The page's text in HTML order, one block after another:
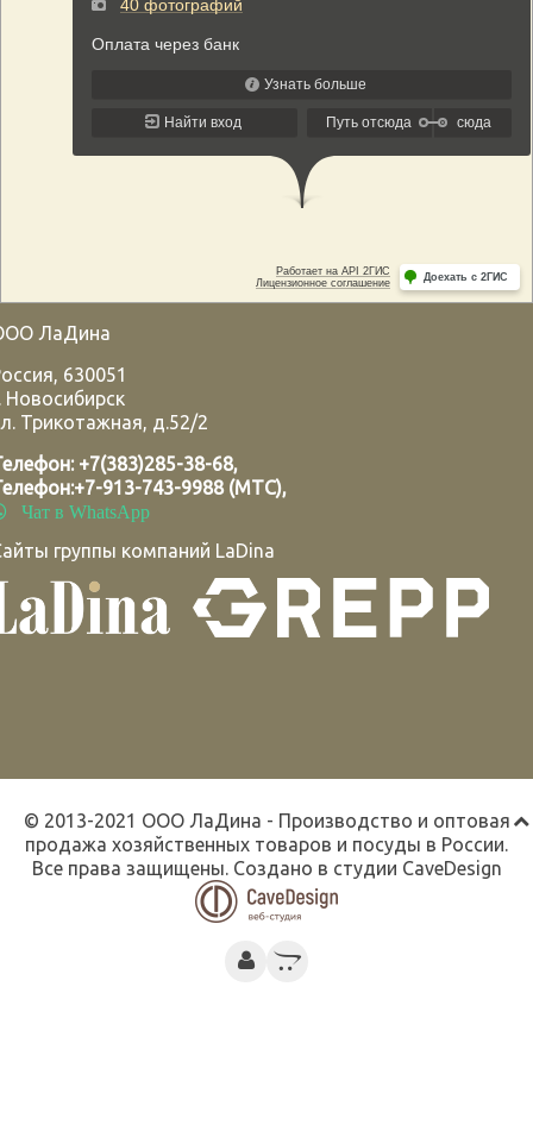
ЛаДина
, 630051
Новосибирск
Трикотажная, д.52/2
+7(383)285-38-68,
+7-913-743-9988 (МТС),
Чат в WhatsApp
группы компаний LaDina
© 2013-2021 ООО ЛаДина - Производство и оптовая
продажа хозяйственных товаров и посуды в России.
Все права защищены. Создано в студии CaveDesign